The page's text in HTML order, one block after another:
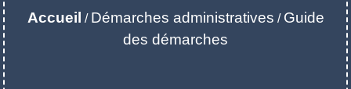
Accueil / Démarches administratives / Guide
des démarches